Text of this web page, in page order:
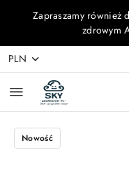
Przejdź do treści
Przejdź do
Przejdź do moje
Przejdź do menu
Przejdź do opisu
Przejdź do stopki
Zapraszamy również
zdrowym
PLN
Nowość